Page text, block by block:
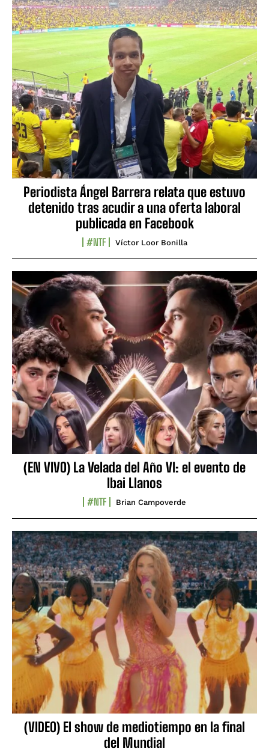
Periodista Ángel Barrera relata que estuvo
detenido tras acudir a una oferta laboral
publicada en Facebook
#NTF Víctor Loor Bonilla
(EN VIVO) La Velada del Año VI: el evento de
Ibai Llanos
#NTF Brian Campoverde
(VIDEO) El show de mediotiempo en la final
del Mundial